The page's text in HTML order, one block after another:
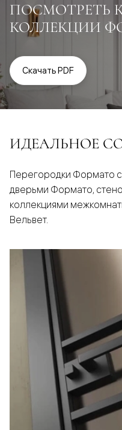
ПОСМОТРЕТЬ
КОЛЛЕКЦИИ
Скачать PDF
ИДЕАЛЬНОЕ
Перегородки Формато
дверьми Формато,
коллекциями
Вельвет.